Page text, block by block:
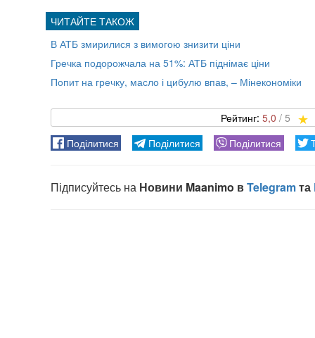
В АТБ змирилися з вимогою знизити ціни
Гречка подорожчала на 51%: АТБ піднімає ціни
Попит на гречку, масло і цибулю впав, – Мінекономіки
5,0